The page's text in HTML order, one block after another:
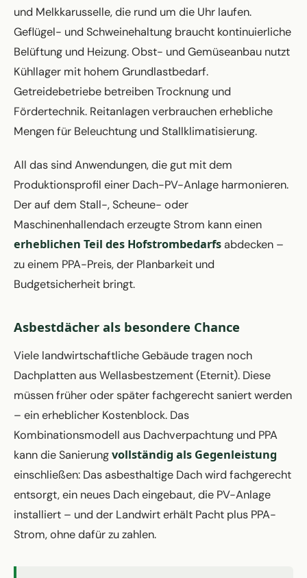
und Melkkarusselle, die rund um die Uhr laufen.
Geflügel- und Schweinehaltung braucht kontinuierliche
Belüftung und Heizung. Obst- und Gemüseanbau nutzt
Kühllager mit hohem Grundlastbedarf.
Getreidebetriebe betreiben Trocknung und
Fördertechnik. Reitanlagen verbrauchen erhebliche
Mengen für Beleuchtung und Stallklimatisierung.
All das sind Anwendungen, die gut mit dem
Produktionsprofil einer Dach-PV-Anlage harmonieren.
Der auf dem Stall-, Scheune- oder
Maschinenhallendach erzeugte Strom kann einen
erheblichen Teil des Hofstrombedarfsabdecken –
zu einem PPA-Preis, der Planbarkeit und
Budgetsicherheit bringt.
Asbestdächer als besondere Chance
Viele landwirtschaftliche Gebäude tragen noch
Dachplatten aus Wellasbestzement (Eternit). Diese
müssen früher oder später fachgerecht saniert werden
– ein erheblicher Kostenblock. Das
Kombinationsmodell aus Dachverpachtung und PPA
kann die Sanierungvollständig als Gegenleistung
einschließen: Das asbesthaltige Dach wird fachgerecht
entsorgt, ein neues Dach eingebaut, die PV-Anlage
installiert – und der Landwirt erhält Pacht plus PPA-
Strom, ohne dafür zu zahlen.